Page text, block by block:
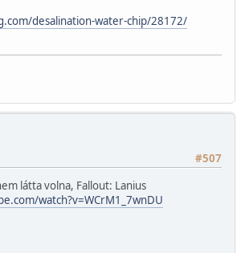
desalination-water-chip/28172/
#507
látta volna, Fallout: Lanius
watch?v=WCrM1_7wnDU